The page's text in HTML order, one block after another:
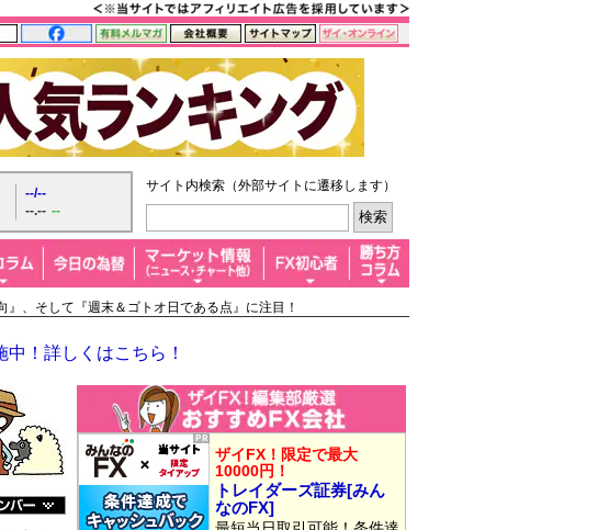
--/--
--.-- --
サイト内検索（外部サイトに遷移します）
、そして『週末＆ゴトオ日である点』に注目！
！詳しくはこちら！
ザイFX！限定で最大
10000円！
トレイダーズ証券[みん
なのFX]